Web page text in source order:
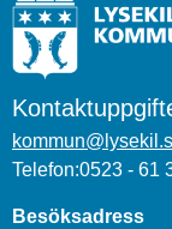
Telefon:0523 - 61
Besöksadress